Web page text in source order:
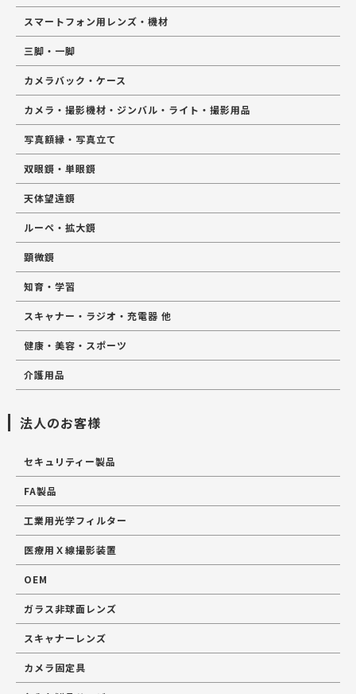
スマートフォン用レンズ・機材
三脚・一脚
カメラバック・ケース
カメラ・撮影機材・ジンバル・ライト・撮影用品
写真額縁・写真立て
双眼鏡・単眼鏡
天体望遠鏡
ルーペ・拡大鏡
顕微鏡
知育・学習
スキャナー・ラジオ・充電器 他
健康・美容・スポーツ
介護用品
法人のお客様
セキュリティー製品
FA製品
工業用光学フィルター
医療用Ｘ線撮影装置
OEM
ガラス非球面レンズ
スキャナーレンズ
カメラ固定具